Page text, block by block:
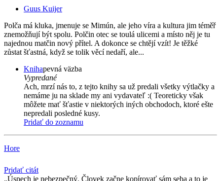
Guus Kuijer
Polča má kluka, jmenuje se Mimún, ale jeho víra a kultura jim téměř
znemožňují být spolu. Polčin otec se toulá ulicemi a místo něj je tu
najednou matčin nový přítel. A dokonce se chtějí vzít! Je těžké
zůstat šťastná, když se tolik věcí nedaří, ale...
Knihapevná väzba
Vypredané
Ach, mrzí nás to, z tejto knihy sa už predali všetky výtlačky a
nemáme ju na sklade my ani vydavateľ :( Teoreticky však
môžete mať šťastie v niektorých iných obchodoch, ktoré ešte
nepredali posledné kusy.
Pridať do zoznamu
Hore
Pridať citát
Úspech je nebezpečný. Človek začne kopírovať sám seba a to je